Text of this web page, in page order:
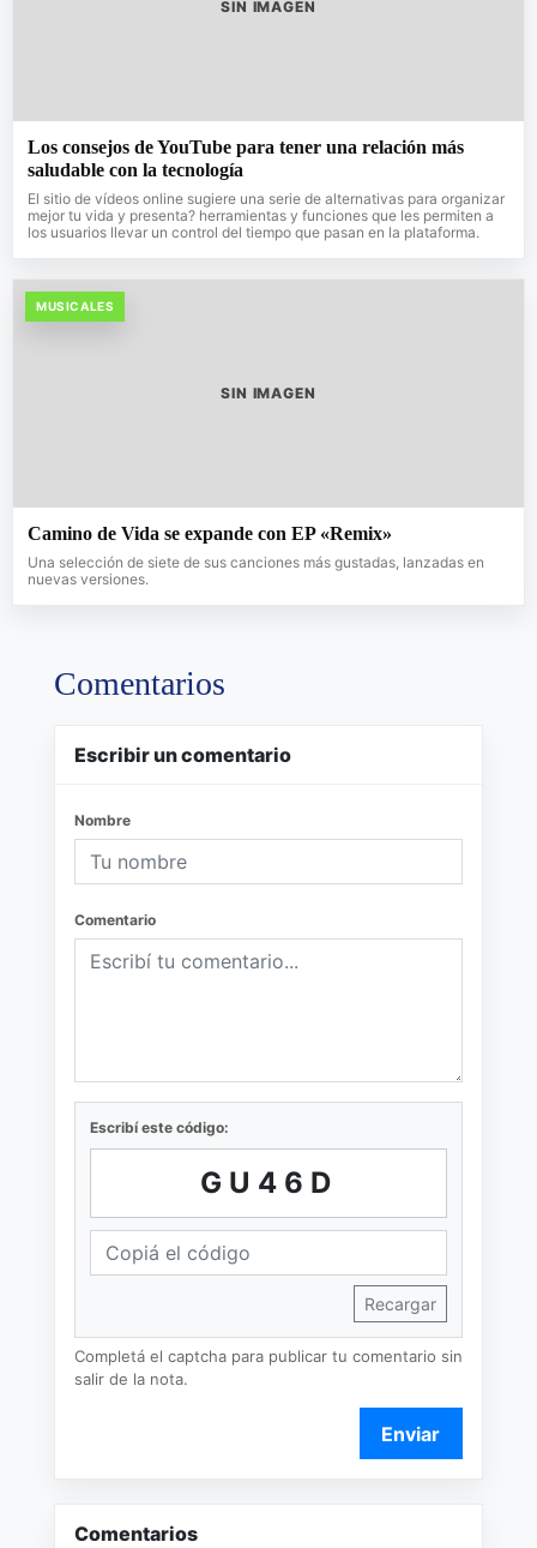
SIN IMAGEN
Los consejos de YouTube para tener una relación más
saludable con la tecnología
El sitio de vídeos online sugiere una serie de alternativas para organizar
mejor tu vida y presenta? herramientas y funciones que les permiten a
los usuarios llevar un control del tiempo que pasan en la plataforma.
MUSICALES
SIN IMAGEN
Camino de Vida se expande con EP «Remix»
Una selección de siete de sus canciones más gustadas, lanzadas en
nuevas versiones.
Comentarios
Escribir un comentario
Nombre
Comentario
Escribí este código:
GU46D
Recargar
Completá el captcha para publicar tu comentario sin
salir de la nota.
Enviar
Comentarios